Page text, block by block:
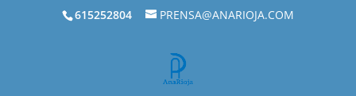
615252804 PRENSA@ANARIOJA.COM